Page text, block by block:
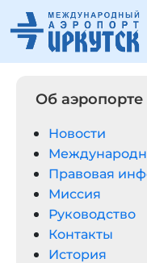
Об аэропорте
Новости
Правовая
Миссия
Руководство
Контакты
История